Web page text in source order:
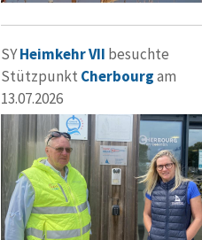
SYHeimkehr VII besuchte
Stützpunkt Cherbourgam
13.07.2026